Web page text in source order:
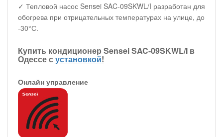
✓ Тепловой насос Sensei SAC-09SKWL/I разработан для
обогрева при отрицательных температурах на улице, до
-30°С.
Купить кондиционер Sensei SAC-09SKWL/I в
Одессе сустановкой!
Онлайн управление